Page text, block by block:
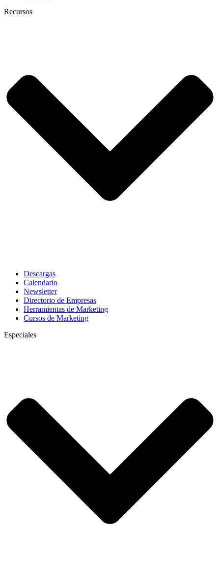
Recursos
Descargas
Calendario
Newsletter
Directorio de Empresas
Herramientas de Marketing
Cursos de Marketing
Especiales